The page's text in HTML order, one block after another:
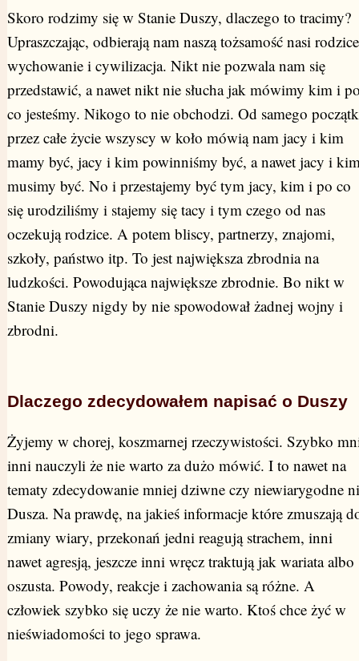
Skoro rodzimy się w Stanie Duszy, dlaczego to tracimy?
Upraszczając, odbierają nam naszą tożsamość nasi
wychowanie i cywilizacja. Nikt nie pozwala nam się
przedstawić, a nawet nikt nie słucha jak mówimy kim i
co jesteśmy. Nikogo to nie obchodzi. Od samego
przez całe życie wszyscy w koło mówią nam jacy i kim
mamy być, jacy i kim powinniśmy być, a nawet jacy i
musimy być. No i przestajemy być tym jacy, kim i po co
się urodziliśmy i stajemy się tacy i tym czego od nas
oczekują rodzice. A potem bliscy, partnerzy, znajomi,
szkoły, państwo itp. To jest największa zbrodnia na
ludzkości. Powodująca największe zbrodnie. Bo nikt w
Stanie Duszy nigdy by nie spowodował żadnej wojny i
zbrodni.
Dlaczego zdecydowałem napisać o Duszy
Żyjemy w chorej, koszmarnej rzeczywistości. Szybko
inni nauczyli że nie warto za dużo mówić. I to nawet na
tematy zdecydowanie mniej dziwne czy niewiarygodne
Dusza. Na prawdę, na jakieś informacje które zmuszają
zmiany wiary, przekonań jedni reagują strachem, inni
nawet agresją, jeszcze inni wręcz traktują jak wariata albo
oszusta. Powody, reakcje i zachowania są różne. A
człowiek szybko się uczy że nie warto. Ktoś chce żyć w
nieświadomości to jego sprawa.